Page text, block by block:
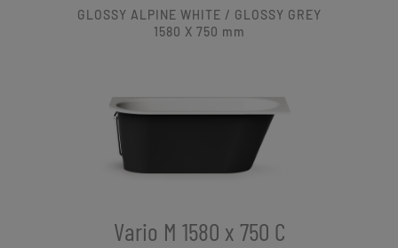
GLOSSY ALPINE WHITE / GLOSSY GREY
1580 X 750 mm
Vario M 1580 x 750 C